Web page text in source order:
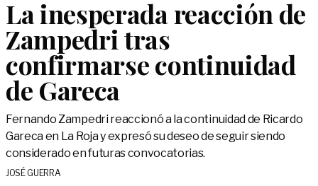
La inesperada reacción de
Zampedri tras
confirmarse continuidad
de Gareca
Fernando Zampedri reaccionó a la continuidad de Ricardo
Gareca en La Roja y expresó su deseo de seguir siendo
considerado en futuras convocatorias.
JOSÉ GUERRA